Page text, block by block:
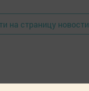
на страницу новости